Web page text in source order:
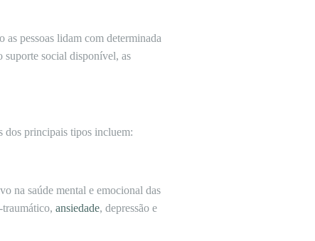
pessoas lidam com determinada
suporte social disponível, as
dos principais tipos incluem:
na saúde mental e emocional das
traumático, ansiedade, depressão e